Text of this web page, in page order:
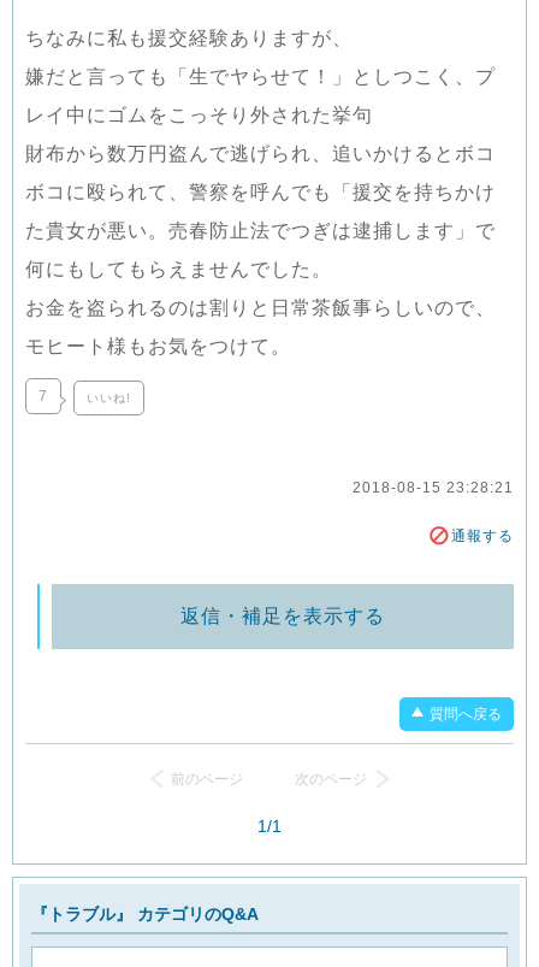
ちなみに私も援交経験ありますが、
嫌だと言っても「生でヤらせて！」としつこく、プ
レイ中にゴムをこっそり外された挙句
財布から数万円盗んで逃げられ、追いかけるとボコ
ボコに殴られて、警察を呼んでも「援交を持ちかけ
た貴女が悪い。売春防止法でつぎは逮捕します」で
何にもしてもらえませんでした。
お金を盗られるのは割りと日常茶飯事らしいので、
モヒート様もお気をつけて。
7 いいね!
2018-08-15 23:28:21
通報する
返信・補足を表示する
質問へ戻る
前のページ 次のページ
1/1
『トラブル』 カテゴリのQ&A